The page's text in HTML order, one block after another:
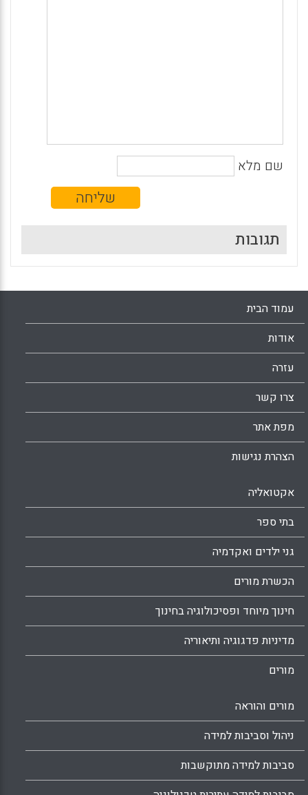
שם מלא
תגובות
עמוד הבית
אודות
עזרה
צרו קשר
מפת אתר
הצהרת נגישות
אקטואליה
בתי ספר
גני ילדים ואקדמיה
הכשרת מורים
חינוך מיוחד ופסיכולוגיה בחינוך
מדיניות פדגוגיה ותיאוריה
מורים
מורים והוראה
ניהול וסביבות למידה
סביבות למידה מתוקשבות